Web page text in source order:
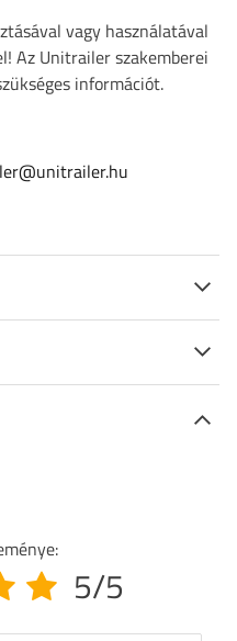
vagy használatával
Az Unitrailer szakemberei
információt.
5/5